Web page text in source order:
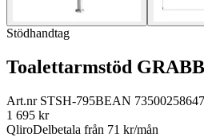
Stödhandtag
Toalettarmstöd
Art.nr STSH-795BEAN
1 695 kr
QliroDelbetala från 71 kr/mån